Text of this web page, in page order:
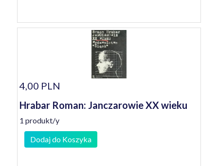
4,00 PLN
Hrabar Roman: Janczarowie XX wieku
1 produkt/y
Dodaj do Koszyka